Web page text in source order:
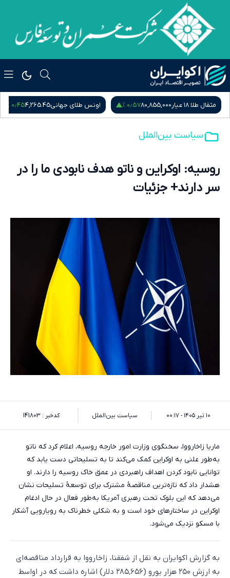
اونس طلای جهانی4,265.45۰٫۴۵ % سکه امامی185,015,000۰٫۵۴ %
سیاست بین‌الملل
روسیه: اوکراین و ناتو هدف نابودی ما را در
سر دارند+ جزئیات
۱۰ تیر ۱۴۰۵ - ۰۰:۱۷ سیاست بین‌الملل کدخبر : 141803
ماریا زاخارووا، سخنگوی وزارت امور خارجه روسیه، اعلام کرد که ناتو
به‌طور علنی به اوکراین کمک می‌کند تا به تسلیحاتی دست یابد که
توانایی نابود کردن اهداف راهبردی در عمق خاک روسیه را دارند. او
هشدار داد که تازه‌ترین مناقصهٔ مشترک برای توسعهٔ تسلیحات نشان
می‌دهد که این بلوک تحت رهبری آمریکا به‌طور فعال در حال ادغام
اوکراین در ساختارهای خود است و به شکلی خطرناک به رویارویی آشکار
با مسکو نزدیک می‌شود.
به گزارش اکو‌ایران به نقل از شفقنا، زاخارووا به قرارداد مناقصه‌ای
به ارزش ۲۵۰ هزار یورو (۲۸۵٬۶۵۶ دلار) اشاره داشت که در اواسط